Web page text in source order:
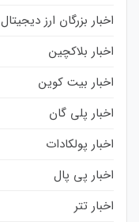
اخبار بزرگان ارز دیجیتال
اخبار بلاکچین
اخبار بیت کوین
اخبار پلی گان
اخبار پولکادات
اخبار پی پال
اخبار تتر